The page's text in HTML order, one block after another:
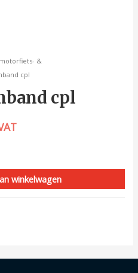
&
cpl
cpl
winkelwagen